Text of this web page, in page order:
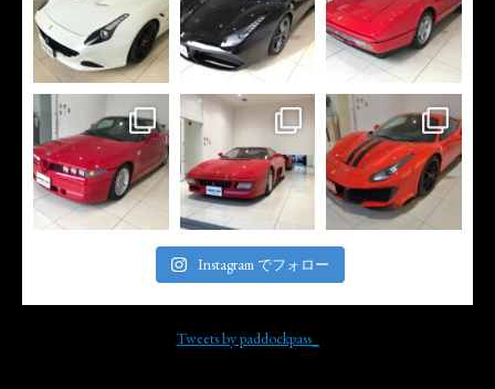
Instagram でフォロー
Tweets by paddockpass_